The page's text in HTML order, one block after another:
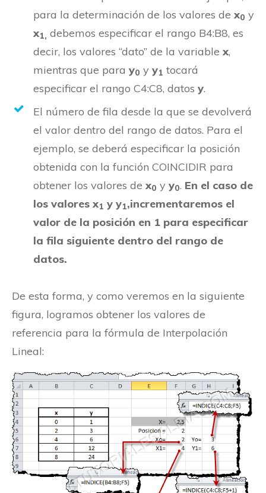
para la determinación de los valores de x0 y
x1, debemos especificar el rango B4:B8, es
decir, los valores “dato” de la variable x,
mientras que para y0 y y1 tocará
especificar el rango C4:C8, datos y.
El número de fila desde la que se devolverá
el valor dentro del rango de datos. Para el
ejemplo, se deberá especificar la posición
obtenida con la función COINCIDIR para
obtener los valores de x0 y y0. En el caso de
los valores x1 y y1,incrementaremos el
valor de la posición en 1 para especificar
la fila siguiente dentro del rango de
datos.
De esta forma, y como veremos en la siguiente
figura, logramos obtener los valores de
referencia para la fórmula de Interpolación
Lineal: